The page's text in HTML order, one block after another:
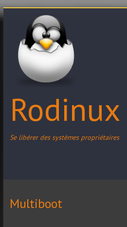
Skip
content
Rodinux
Se libérer des systèmes propriétaires
Multiboot